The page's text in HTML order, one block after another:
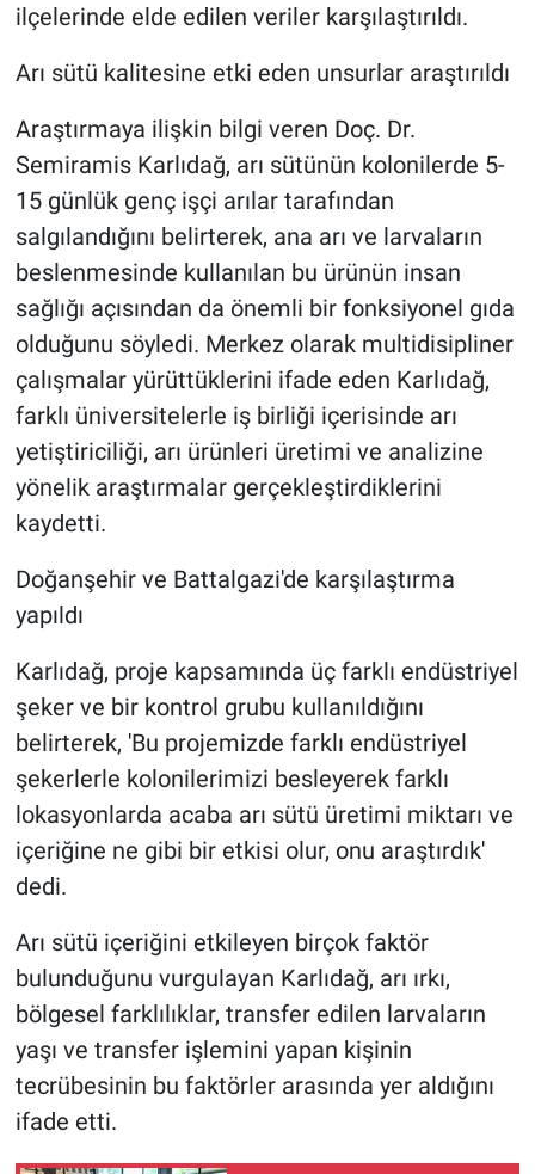
ilçelerinde elde edilen veriler karşılaştırıldı.
Arı sütü kalitesine etki eden unsurlar araştırıldı
Araştırmaya ilişkin bilgi veren Doç. Dr.
Semiramis Karlıdağ, arı sütünün kolonilerde 5-
15 günlük genç işçi arılar tarafından
salgılandığını belirterek, ana arı ve larvaların
beslenmesinde kullanılan bu ürünün insan
sağlığı açısından da önemli bir fonksiyonel gıda
olduğunu söyledi. Merkez olarak multidisipliner
çalışmalar yürüttüklerini ifade eden Karlıdağ,
farklı üniversitelerle iş birliği içerisinde arı
yetiştiriciliği, arı ürünleri üretimi ve analizine
yönelik araştırmalar gerçekleştirdiklerini
kaydetti.
Doğanşehir ve Battalgazi'de karşılaştırma
yapıldı
Karlıdağ, proje kapsamında üç farklı endüstriyel
şeker ve bir kontrol grubu kullanıldığını
belirterek, 'Bu projemizde farklı endüstriyel
şekerlerle kolonilerimizi besleyerek farklı
lokasyonlarda acaba arı sütü üretimi miktarı ve
içeriğine ne gibi bir etkisi olur, onu araştırdık'
dedi.
Arı sütü içeriğini etkileyen birçok faktör
bulunduğunu vurgulayan Karlıdağ, arı ırkı,
bölgesel farklılıklar, transfer edilen larvaların
yaşı ve transfer işlemini yapan kişinin
tecrübesinin bu faktörler arasında yer aldığını
ifade etti.